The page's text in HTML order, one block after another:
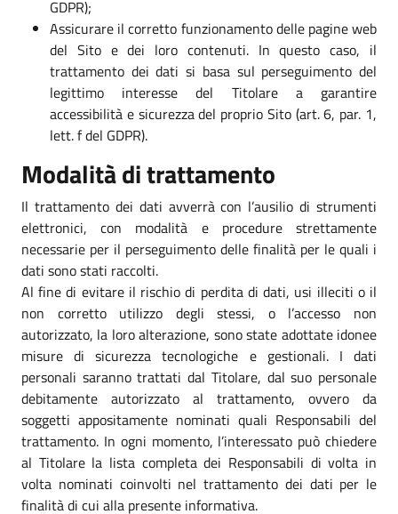
GDPR);
Assicurare il corretto funzionamento delle pagine web
del Sito e dei loro contenuti. In questo caso, il
trattamento dei dati si basa sul perseguimento del
legittimo interesse del Titolare a garantire
accessibilità e sicurezza del proprio Sito (art. 6, par. 1,
lett. f del GDPR).
Modalità di trattamento
Il trattamento dei dati avverrà con l’ausilio di strumenti
elettronici, con modalità e procedure strettamente
necessarie per il perseguimento delle finalità per le quali i
dati sono stati raccolti.
Al fine di evitare il rischio di perdita di dati, usi illeciti o il
non corretto utilizzo degli stessi, o l’accesso non
autorizzato, la loro alterazione, sono state adottate idonee
misure di sicurezza tecnologiche e gestionali. I dati
personali saranno trattati dal Titolare, dal suo personale
debitamente autorizzato al trattamento, ovvero da
soggetti appositamente nominati quali Responsabili del
trattamento. In ogni momento, l’interessato può chiedere
al Titolare la lista completa dei Responsabili di volta in
volta nominati coinvolti nel trattamento dei dati per le
finalità di cui alla presente informativa.